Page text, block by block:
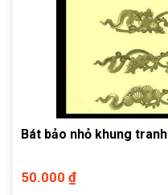
Bát bảo nhỏ khung tranh
50.000 ₫